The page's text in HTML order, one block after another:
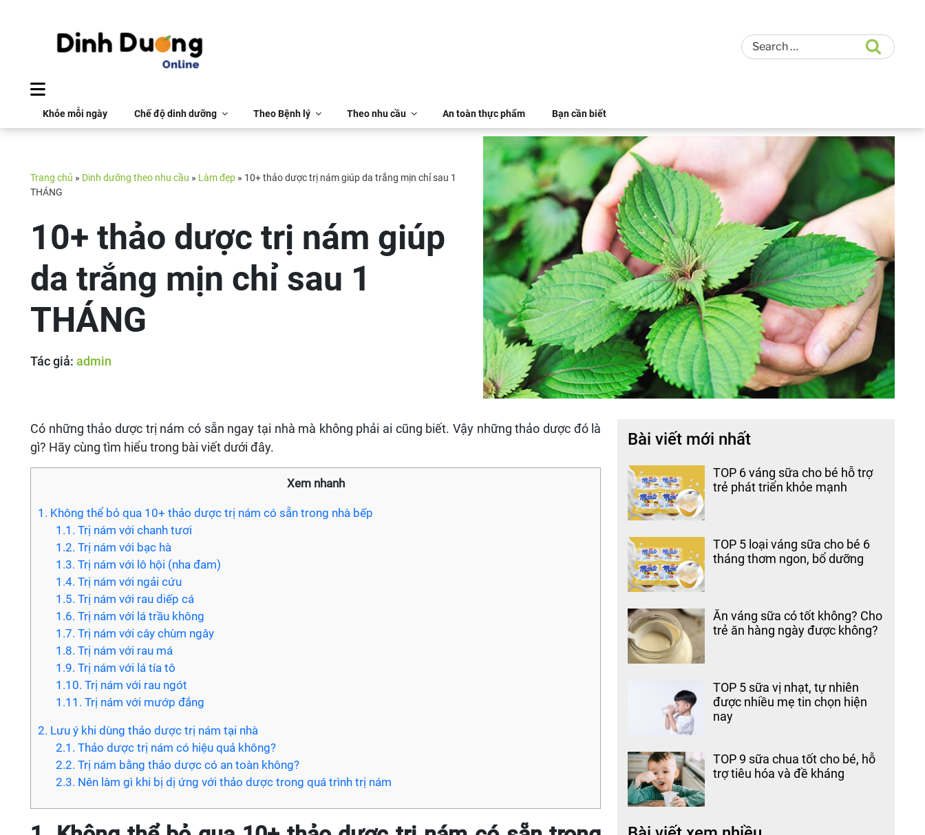
Khỏe mỗi ngày Chế độ dinh dưỡng Theo Bệnh lý Theo nhu cầu An toàn thực phẩm Bạn cần biết
Trang chủ » Dinh dưỡng theo nhu cầu » Làm đẹp » 10+ thảo dược trị nám giúp da trắng mịn chỉ sau 1
THÁNG
10+ thảo dược trị nám giúp
da trắng mịn chỉ sau 1
THÁNG
Tác giả: admin
Có những thảo dược trị nám có sẵn ngay tại nhà mà không phải ai cũng biết. Vậy những thảo dược đó là
gì? Hãy cùng tìm hiểu trong bài viết dưới đây.
Xem nhanh
1. Không thể bỏ qua 10+ thảo dược trị nám có sẵn trong nhà bếp
1.1. Trị nám với chanh tươi
1.2. Trị nám với bạc hà
1.3. Trị nám với lô hội (nha đam)
1.4. Trị nám với ngải cứu
1.5. Trị nám với rau diếp cá
1.6. Trị nám với lá trầu không
1.7. Trị nám với cây chùm ngây
1.8. Trị nám với rau má
1.9. Trị nám với lá tía tô
1.10. Trị nám với rau ngót
1.11. Trị nám với mướp đắng
2. Lưu ý khi dùng thảo dược trị nám tại nhà
2.1. Thảo dược trị nám có hiệu quả không?
2.2. Trị nám bằng thảo dược có an toàn không?
2.3. Nên làm gì khi bị dị ứng với thảo dược trong quá trình trị nám
Bài viết mới nhất
TOP 6 váng sữa cho bé hỗ trợ
trẻ phát triển khỏe mạnh
TOP 5 loại váng sữa cho bé 6
tháng thơm ngon, bổ dưỡng
Ăn váng sữa có tốt không? Cho
trẻ ăn hàng ngày được không?
TOP 5 sữa vị nhạt, tự nhiên
được nhiều mẹ tin chọn hiện
nay
TOP 9 sữa chua tốt cho bé, hỗ
trợ tiêu hóa và đề kháng